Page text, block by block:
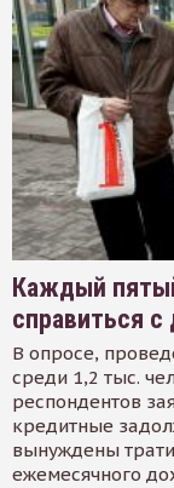
Каждый
справиться с
В опросе,
среди 1,2 тыс.
респондентов
кредитные
вынуждены
ежемесячного